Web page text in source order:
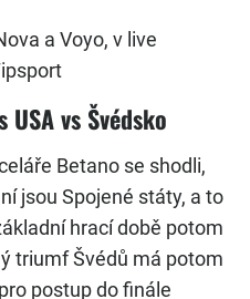
a Voyo, v live
vs Švédsko
Betano se shodli,
jsou Spojené státy, a to
hrací době potom
triumf Švédů má potom
postup do finále